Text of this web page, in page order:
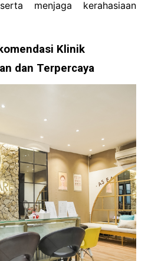
menjaga kerahasiaan
Klinik
dan Terpercaya